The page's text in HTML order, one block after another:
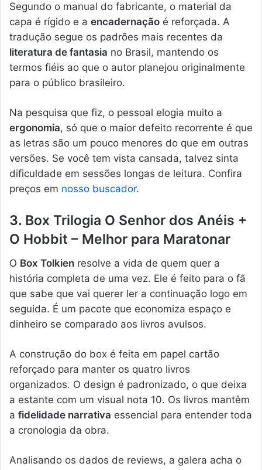
Segundo o manual do fabricante, o material da
capa é rígido e a encadernação é reforçada. A
tradução segue os padrões mais recentes da
literatura de fantasia no Brasil, mantendo os
termos fiéis ao que o autor planejou originalmente
para o público brasileiro.
Na pesquisa que fiz, o pessoal elogia muito a
ergonomia, só que o maior defeito recorrente é que
as letras são um pouco menores do que em outras
versões. Se você tem vista cansada, talvez sinta
dificuldade em sessões longas de leitura. Confira
preços em nosso buscador.
3. Box Trilogia O Senhor dos Anéis +
O Hobbit – Melhor para Maratonar
O Box Tolkien resolve a vida de quem quer a
história completa de uma vez. Ele é feito para o fã
que sabe que vai querer ler a continuação logo em
seguida. É um pacote que economiza espaço e
dinheiro se comparado aos livros avulsos.
A construção do box é feita em papel cartão
reforçado para manter os quatro livros
organizados. O design é padronizado, o que deixa
a estante com um visual nota 10. Os livros mantêm
a fidelidade narrativa essencial para entender toda
a cronologia da obra.
Analisando os dados de reviews, a galera acha o